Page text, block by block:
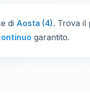
di Aosta (4). Trova il
garantito.